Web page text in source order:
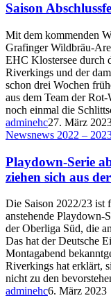
Saison
Mit dem kommenden
Grafinger Wildbräu-
EHC Klostersee durch
Riverkings und der
schon drei Wochen
aus dem Team der
noch einmal die
adminehc27. März
Newsnews 2022 –
Playdown-Serie
ziehen sich aus
Die Saison 2022/23 ist
anstehende Playdown-
der Oberliga Süd, die
Das hat der Deutsche
Montagabend
Riverkings hat erklärt,
nicht zu den
adminehc6. März 2023